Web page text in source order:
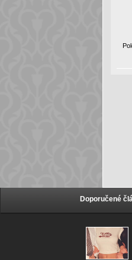
Doporučené